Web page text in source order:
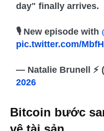
day" finally arrives.
🎙️ New episode with
pic.twitter.com/
— Natalie Brunell ⚡️
2026
Bitcoin bước